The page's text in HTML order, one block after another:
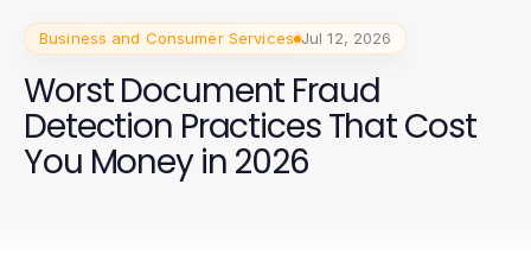
Business and Consumer Services Jul 12, 2026
Worst Document Fraud
Detection Practices That Cost
You Money in 2026